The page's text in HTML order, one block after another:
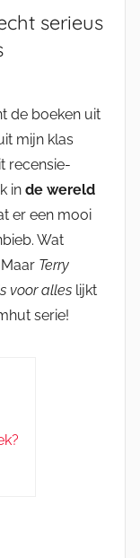
serieus
de boeken uit
mijn klas
recensie-
in de wereld
er een mooi
Wat
Terry
voor alles lijkt
serie!